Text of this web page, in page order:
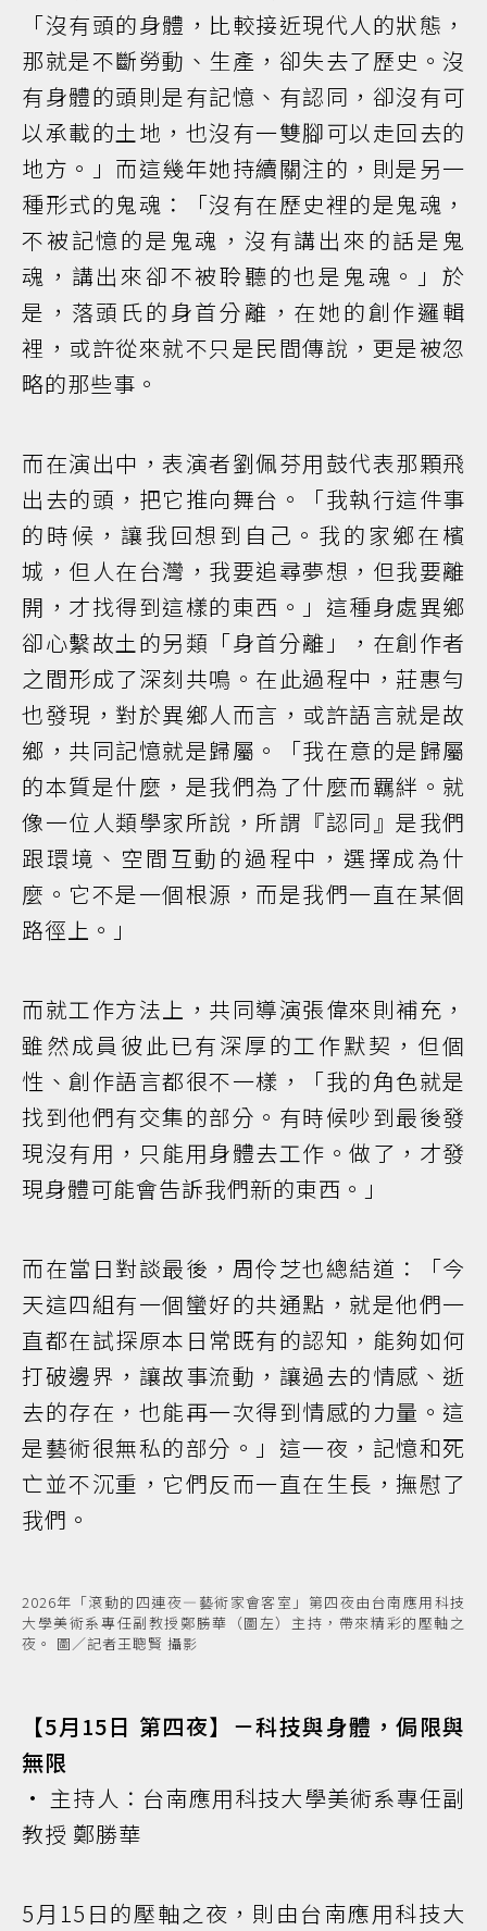
「沒有頭的身體，比較接近現代人的狀態，
那就是不斷勞動、生產，卻失去了歷史。沒
有身體的頭則是有記憶、有認同，卻沒有可
以承載的土地，也沒有一雙腳可以走回去的
地方。」而這幾年她持續關注的，則是另一
種形式的鬼魂：「沒有在歷史裡的是鬼魂，
不被記憶的是鬼魂，沒有講出來的話是鬼
魂，講出來卻不被聆聽的也是鬼魂。」於
是，落頭氏的身首分離，在她的創作邏輯
裡，或許從來就不只是民間傳說，更是被忽
略的那些事。
而在演出中，表演者劉佩芬用鼓代表那顆飛
出去的頭，把它推向舞台。「我執行這件事
的時候，讓我回想到自己。我的家鄉在檳
城，但人在台灣，我要追尋夢想，但我要離
開，才找得到這樣的東西。」這種身處異鄉
卻心繫故土的另類「身首分離」，在創作者
之間形成了深刻共鳴。在此過程中，莊惠勻
也發現，對於異鄉人而言，或許語言就是故
鄉，共同記憶就是歸屬。「我在意的是歸屬
的本質是什麼，是我們為了什麼而羈絆。就
像一位人類學家所說，所謂『認同』是我們
跟環境、空間互動的過程中，選擇成為什
麼。它不是一個根源，而是我們一直在某個
路徑上。」
而就工作方法上，共同導演張偉來則補充，
雖然成員彼此已有深厚的工作默契，但個
性、創作語言都很不一樣，「我的角色就是
找到他們有交集的部分。有時候吵到最後發
現沒有用，只能用身體去工作。做了，才發
現身體可能會告訴我們新的東西。」
而在當日對談最後，周伶芝也總結道：「今
天這四組有一個蠻好的共通點，就是他們一
直都在試探原本日常既有的認知，能夠如何
打破邊界，讓故事流動，讓過去的情感、逝
去的存在，也能再一次得到情感的力量。這
是藝術很無私的部分。」這一夜，記憶和死
亡並不沉重，它們反而一直在生長，撫慰了
我們。
2026年「滾動的四連夜—藝術家會客室」第四夜由台南應用科技
大學美術系專任副教授鄭勝華（圖左）主持，帶來精彩的壓軸之
夜。 圖／記者王聰賢 攝影
【5月15日 第四夜】－科技與身體，侷限與
無限
• 主持人：台南應用科技大學美術系專任副
教授 鄭勝華
5月15日的壓軸之夜，則由台南應用科技大